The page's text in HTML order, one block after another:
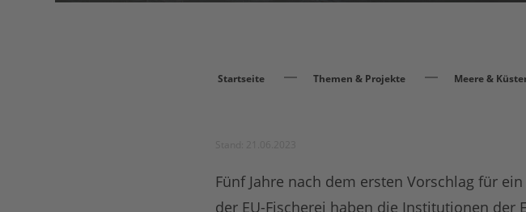
Startseite Themen & Projekte Meere &
Fünf Jahre nach dem ersten Vorschlag für
der EU-Fischerei haben die Institutionen